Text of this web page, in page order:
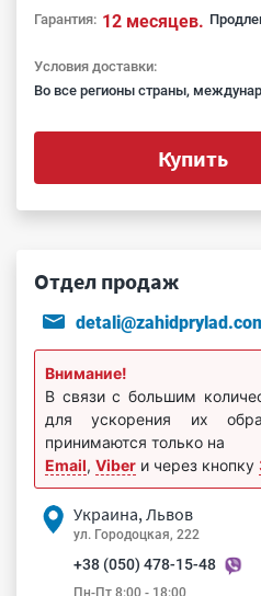
Гарантия: 12 месяцев.
Условия доставки:
Во все регионы страны,
Купить
Отдел продаж
Внимание!
В связи с большим
для ускорения их
принимаются только на
Email, Viber и через кнопку
Украина, Львов
ул. Городоцкая, 222
+38 (050) 478-15-48
Пн-Пт 8:00 - 18:00